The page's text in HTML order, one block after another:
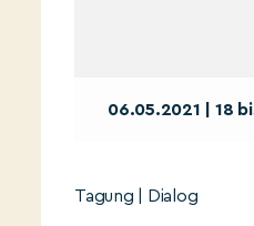
06.05.2021 | 18
Tagung | Dialog